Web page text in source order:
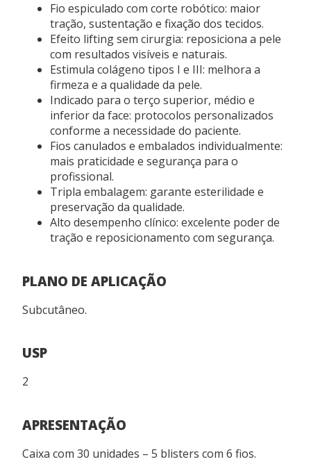
APRESENTAÇÃO
Caixa com 30 unidades – 5 blisters com 6 fios.
USO PROFISSIONAL
Este produto deve ser administrado por profissionais
de saúde habilitados.
REGISTRO ANVISA
80117580983
Fio espiculado com corte robótico: maior
tração, sustentação e fixação dos tecidos.
Efeito lifting sem cirurgia: reposiciona a pele
com resultados visíveis e naturais.
Estimula colágeno tipos I e III: melhora a
firmeza e a qualidade da pele.
Indicado para o terço superior, médio e
inferior da face: protocolos personalizados
conforme a necessidade do paciente.
Fios canulados e embalados individualmente:
mais praticidade e segurança para o
profissional.
Tripla embalagem: garante esterilidade e
preservação da qualidade.
Alto desempenho clínico: excelente poder de
tração e reposicionamento com segurança.
PLANO DE APLICAÇÃO
Subcutâneo.
USP
2
APRESENTAÇÃO
Caixa com 30 unidades – 5 blisters com 6 fios.